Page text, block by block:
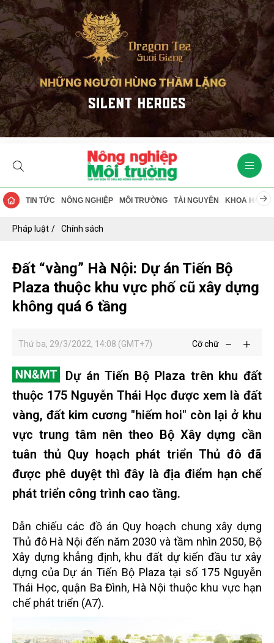
TIN TỨC NÔNG NGHIỆP MÔI TRƯỜNG TÀI NGUYÊN KHOA HỌC
Pháp luật Chính sách
Đất “vàng” Hà Nội: Dự án Tiến Bộ
Plaza thuộc khu vực phố cũ xây dựng
không quá 6 tầng
Thứ ba, 29/3/2022, 14:08 (GMT+7) Cỡ chữ
Dự án Tiến Bộ Plaza trên khu đất
thuộc 175 Nguyễn Thái Học được xem là đất
vàng, đất kim cương "hiếm hoi" còn lại ở khu
vực trung tâm nên theo Bộ Xây dựng cần
tuân thủ Quy hoạch phát triển Thủ đô đã
được phê duyệt thì đây là địa điểm hạn chế
phát triển công trình cao tầng.
Dẫn chiếu các đồ án Quy hoạch chung xây dựng
Thủ đô Hà Nội đến năm 2030 và tầm nhìn 2050, Bộ
Xây dựng khẳng định, khu đất dự kiến đầu tư xây
dựng của Dự án Tiến Bộ Plaza tại số 175 Nguyễn
Thái Học, quận Ba Đình, Hà Nội thuộc khu vực hạn
chế phát triển (A7).